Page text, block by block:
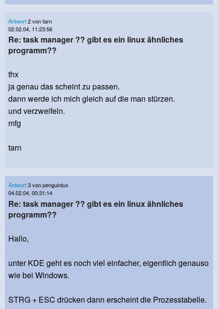
Antwort2 von tarn
02.02.04, 11:23:56
Re: task manager ?? gibt es ein linux ähnliches
programm??
thx
ja genau das scheint zu passen.
dann werde ich mich gleich auf die man stürzen.
und verzweifeln.
mfg
tarn
Antwort3 von penguintux
04.02.04, 00:31:14
Re: task manager ?? gibt es ein linux ähnliches
programm??
Hallo,
unter KDE geht es noch viel einfacher, eigentlich genauso
wie bei Windows.
STRG + ESC drücken dann erscheint die Prozesstabelle.